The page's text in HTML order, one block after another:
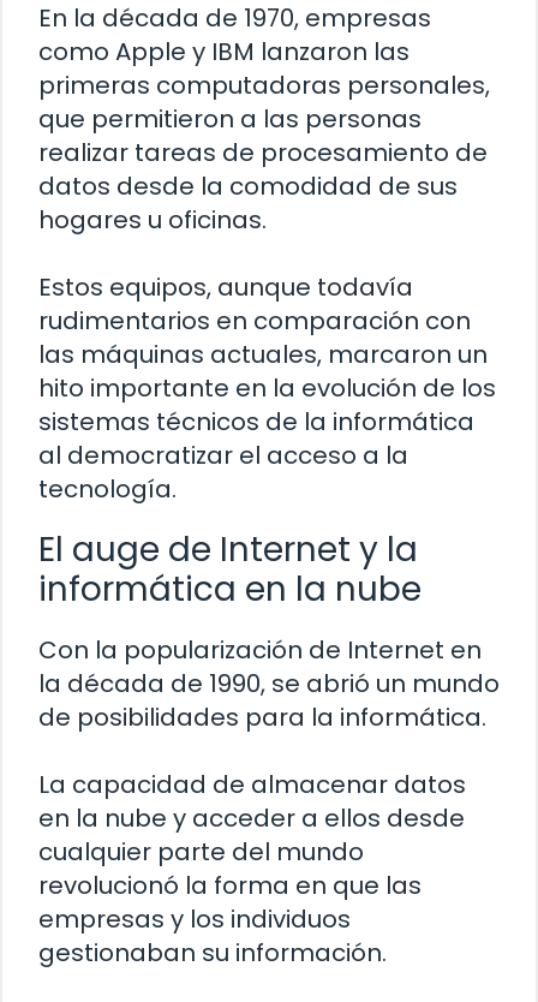
En la década de 1970, empresas
como Apple y IBM lanzaron las
primeras computadoras personales,
que permitieron a las personas
realizar tareas de procesamiento de
datos desde la comodidad de sus
hogares u oficinas.
Estos equipos, aunque todavía
rudimentarios en comparación con
las máquinas actuales, marcaron un
hito importante en la evolución de los
sistemas técnicos de la informática
al democratizar el acceso a la
tecnología.
El auge de Internet y la
informática en la nube
Con la popularización de Internet en
la década de 1990, se abrió un mundo
de posibilidades para la informática.
La capacidad de almacenar datos
en la nube y acceder a ellos desde
cualquier parte del mundo
revolucionó la forma en que las
empresas y los individuos
gestionaban su información.